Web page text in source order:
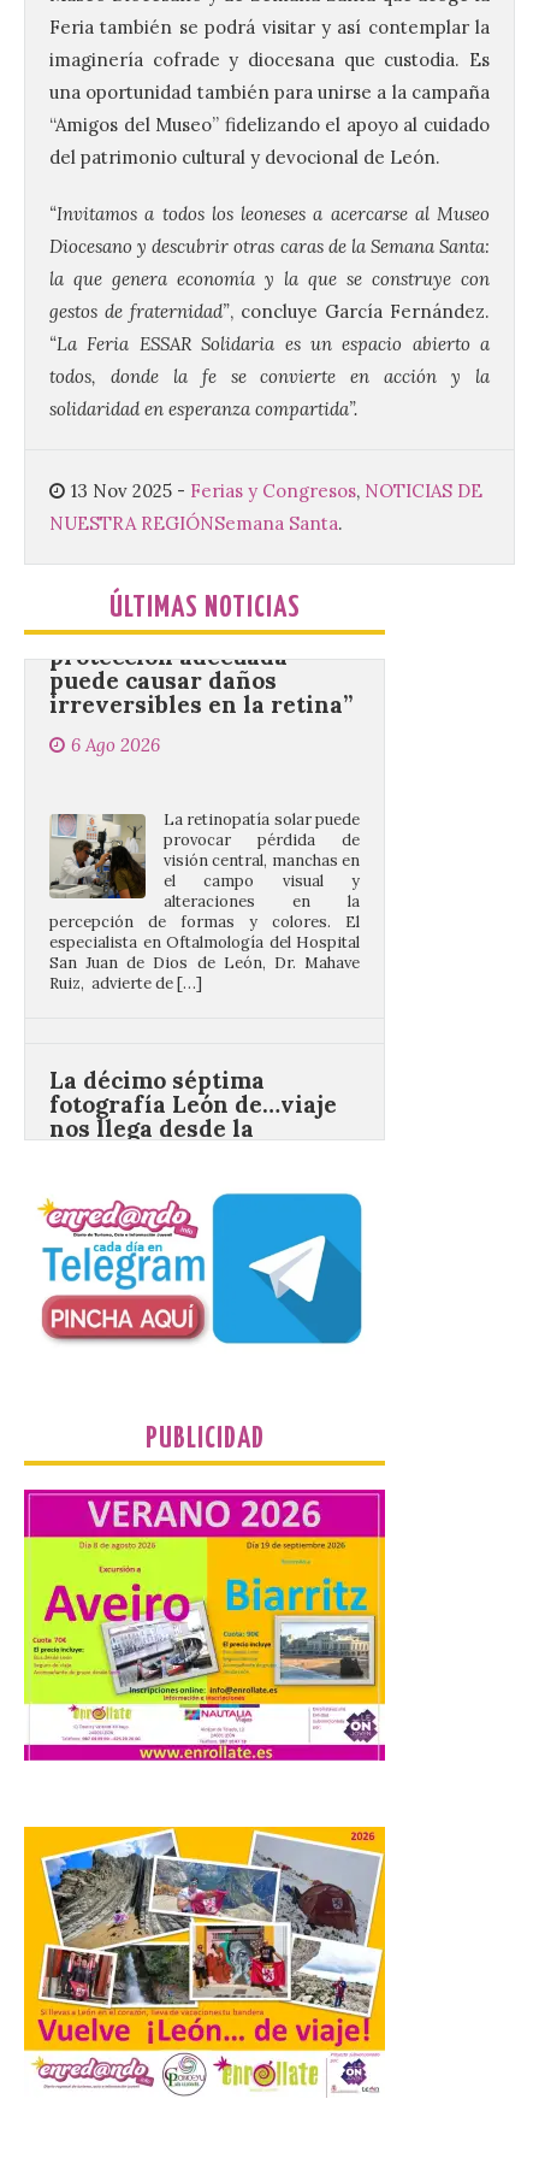
Feria también se podrá visitar y así contemplar la
imaginería cofrade y diocesana que custodia. Es
una oportunidad también para unirse a la campaña
“Amigos del Museo” fidelizando el apoyo al cuidado
del patrimonio cultural y devocional de León.
“Invitamos a todos los leoneses a acercarse al Museo
Diocesano y descubrir otras caras de la Semana Santa:
la que genera economía y la que se construye con
gestos de fraternidad”, concluye García Fernández.
“La Feria ESSAR Solidaria es un espacio abierto a
todos, donde la fe se convierte en acción y la
solidaridad en esperanza compartida”.
13 Nov 2025 - Ferias y Congresos, NOTICIAS DE
NUESTRA REGIÓNSemana Santa.
ÚLTIMAS NOTICIAS
El Ayuntamiento de La
Bañeza presenta el
Festival One More Time,
una cita con la música de
agosto en la Plaza Mayor.
6 Ago 2026
Se celebrará el próximo
domingo 16 de agosto, a
partir de las 23:00 horas,
en la Plaza Mayor de la
ciudad. El Salón de Plenos
“Mirar un eclipse sin
protección adecuada
puede causar daños
irreversibles en la retina”
6 Ago 2026
el campo visual y
alteraciones en la
percepción de formas y colores. El
especialista en Oftalmología del Hospital
San Juan de Dios de León, Dr. Mahave
Ruiz, advierte de […]
nos llega desde la
carretera CL 626 con
motivo de la marcha en
defensa de FEVE
Nueva edición de León
de…viaje. Una iniciativa
organizado por la sección
juvenil de la Asociación
Enróllate, la Asociación
Camarzius fest: frente al
macroevento, un festival
cultural transformador
que apuesta por el legado.
6 Ago 2026
Los días 7, 8 y 9 de agosto
de 2026, Camarzana de
Tera volverá a convertirse
en punto de encuentro,
fenómenos de […]
El Ayuntamiento de
Cabrillanes analizará,
conforme a la legalidad, la
solicitud para la
celebración del Iberia
Eclipse Festival
PUBLICIDAD